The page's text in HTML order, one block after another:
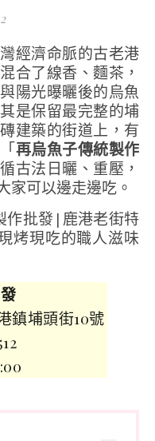
合了線香、麵茶，
陽光曝曬後的烏魚
是保留最完整的埔
建築的街道上，有
再烏魚子傳統製作
古法日曬、重壓，
家可以邊走邊吃。
鎮埔頭街10號